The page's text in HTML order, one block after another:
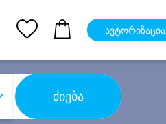
ავტორიზაცია
ძიება